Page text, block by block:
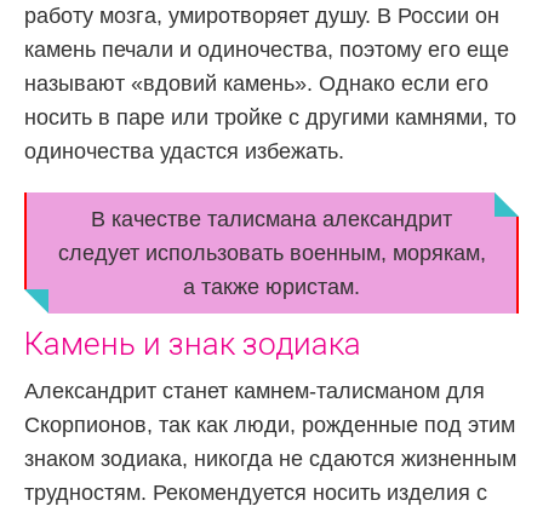
работу мозга, умиротворяет душу. В России он
камень печали и одиночества, поэтому его еще
называют «вдовий камень». Однако если его
носить в паре или тройке с другими камнями, то
одиночества удастся избежать.
В качестве талисмана александрит
следует использовать военным, морякам,
а также юристам.
Камень и знак зодиака
Александрит станет камнем-талисманом для
Скорпионов, так как люди, рожденные под этим
знаком зодиака, никогда не сдаются жизненным
трудностям. Рекомендуется носить изделия с